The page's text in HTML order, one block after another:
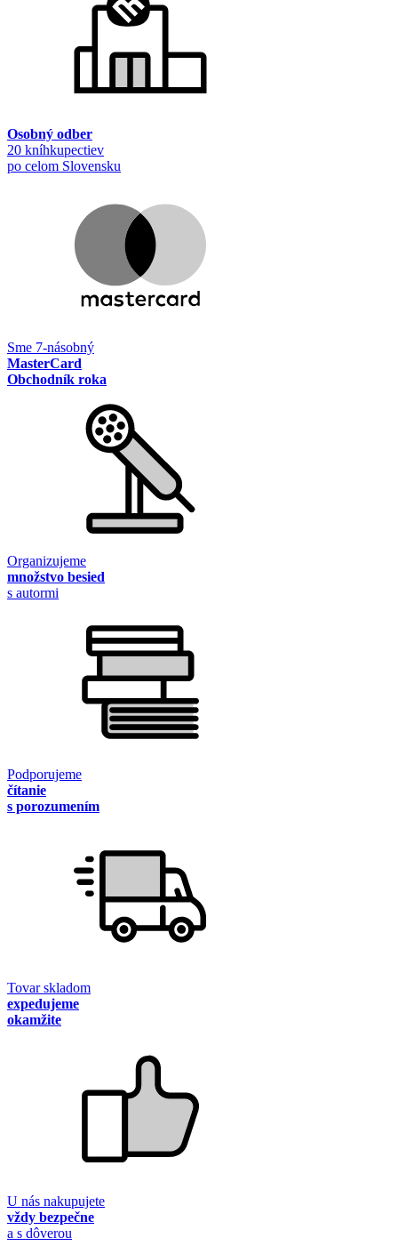
Osobný odber
20 kníhkupectiev
po celom Slovensku
Sme 7-násobný
MasterCard
Obchodník roka
Organizujeme
množstvo besied
s autormi
Podporujeme
čítanie
s porozumením
Tovar skladom
expedujeme
okamžite
U nás nakupujete
vždy bezpečne
a s dôverou